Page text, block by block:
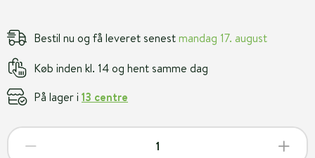
Bestil nu og få leveret senestmandag 17. august
Køb inden kl. 14 og hent samme dag
På lager i 13 centre